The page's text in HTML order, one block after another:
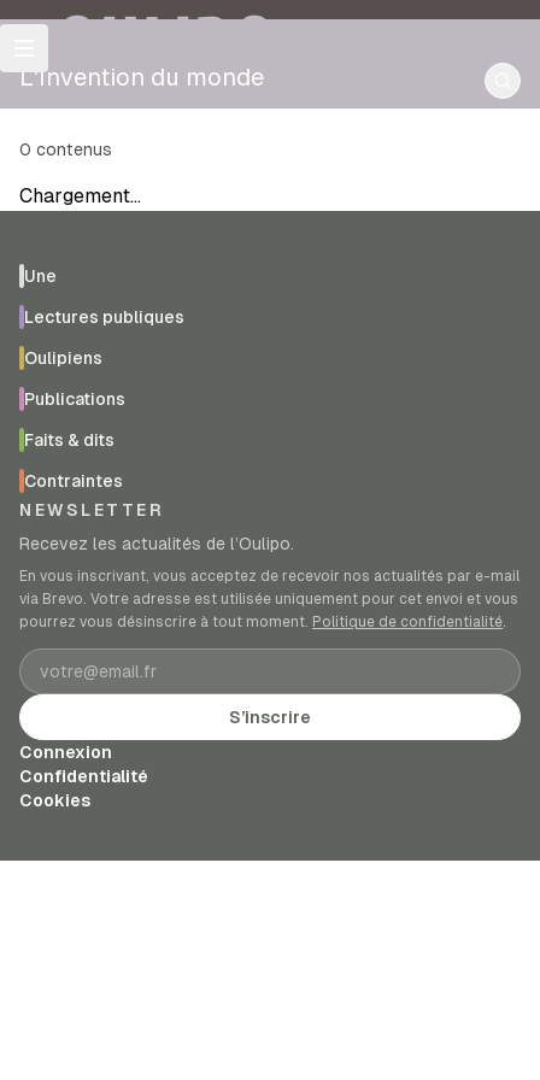
OULIPO
L'Invention du monde
0 contenus
Chargement…
Une
Lectures publiques
Oulipiens
Publications
Faits & dits
Contraintes
NEWSLETTER
Recevez les actualités de l’Oulipo.
En vous inscrivant, vous acceptez de recevoir nos actualités par e-mail
via Brevo. Votre adresse est utilisée uniquement pour cet envoi et vous
pourrez vous désinscrire à tout moment. Politique de confidentialité.
Adresse e-mail
S’inscrire
Connexion
Confidentialité
Cookies